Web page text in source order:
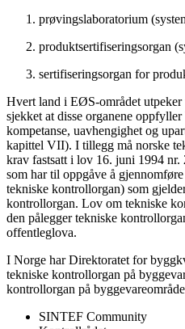
prøvingslaboratorium
produktsertifiseringsorgan
sertifiseringsorgan for
Hvert land i EØS-området
sjekket at disse organene
kompetanse, uavhengighet og
kapittel VII). I tillegg må norske
krav fastsatt i lov 16. juni 1994
som har til oppgåve å
tekniske kontrollorgan) som
kontrollorgan. Lov om tekniske
den pålegger tekniske
offentleglova.
I Norge har Direktoratet for
tekniske kontrollorgan på
kontrollorgan på
SINTEF Community